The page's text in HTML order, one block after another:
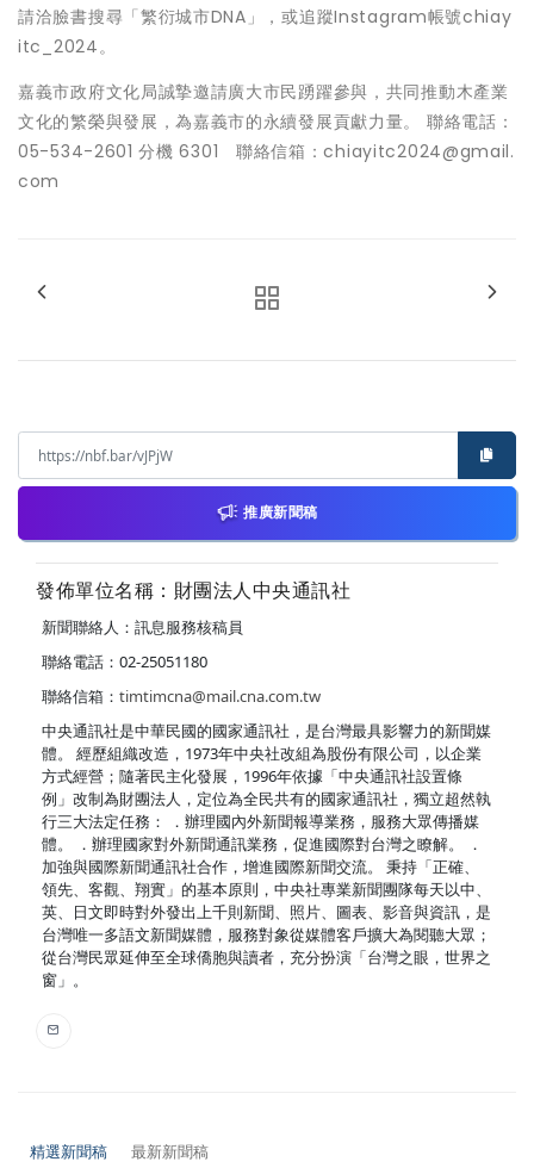
請洽臉書搜尋「繁衍城市DNA」，或追蹤Instagram帳號chiay
itc_2024。
嘉義市政府文化局誠摯邀請廣大市民踴躍參與，共同推動木產業
文化的繁榮與發展，為嘉義市的永續發展貢獻力量。 聯絡電話：
05-534-2601 分機 6301 聯絡信箱：chiayitc2024@gmail.
com
推廣新聞稿
發佈單位名稱：財團法人中央通訊社
新聞聯絡人：訊息服務核稿員
聯絡電話：02-25051180
聯絡信箱： timtimcna@mail.cna.com.tw
中央通訊社是中華民國的國家通訊社，是台灣最具影響力的新聞媒
體。 經歷組織改造，1973年中央社改組為股份有限公司，以企業
方式經營；隨著民主化發展，1996年依據「中央通訊社設置條
例」改制為財團法人，定位為全民共有的國家通訊社，獨立超然執
行三大法定任務： ．辦理國內外新聞報導業務，服務大眾傳播媒
體。 ．辦理國家對外新聞通訊業務，促進國際對台灣之瞭解。 ．
加強與國際新聞通訊社合作，增進國際新聞交流。 秉持「正確、
領先、客觀、翔實」的基本原則，中央社專業新聞團隊每天以中、
英、日文即時對外發出上千則新聞、照片、圖表、影音與資訊，是
台灣唯一多語文新聞媒體，服務對象從媒體客戶擴大為閱聽大眾；
從台灣民眾延伸至全球僑胞與讀者，充分扮演「台灣之眼，世界之
窗」。
精選新聞稿 最新新聞稿